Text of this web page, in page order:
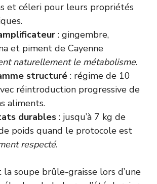
et céleri pour leurs propriétés
: gingembre,
et piment de Cayenne
naturellement le métabolisme.
structuré : régime de 10
réintroduction progressive de
aliments.
durables : jusqu’à 7 kg de
poids quand le protocole est
respecté.
la soupe brûle-graisse lors d’une